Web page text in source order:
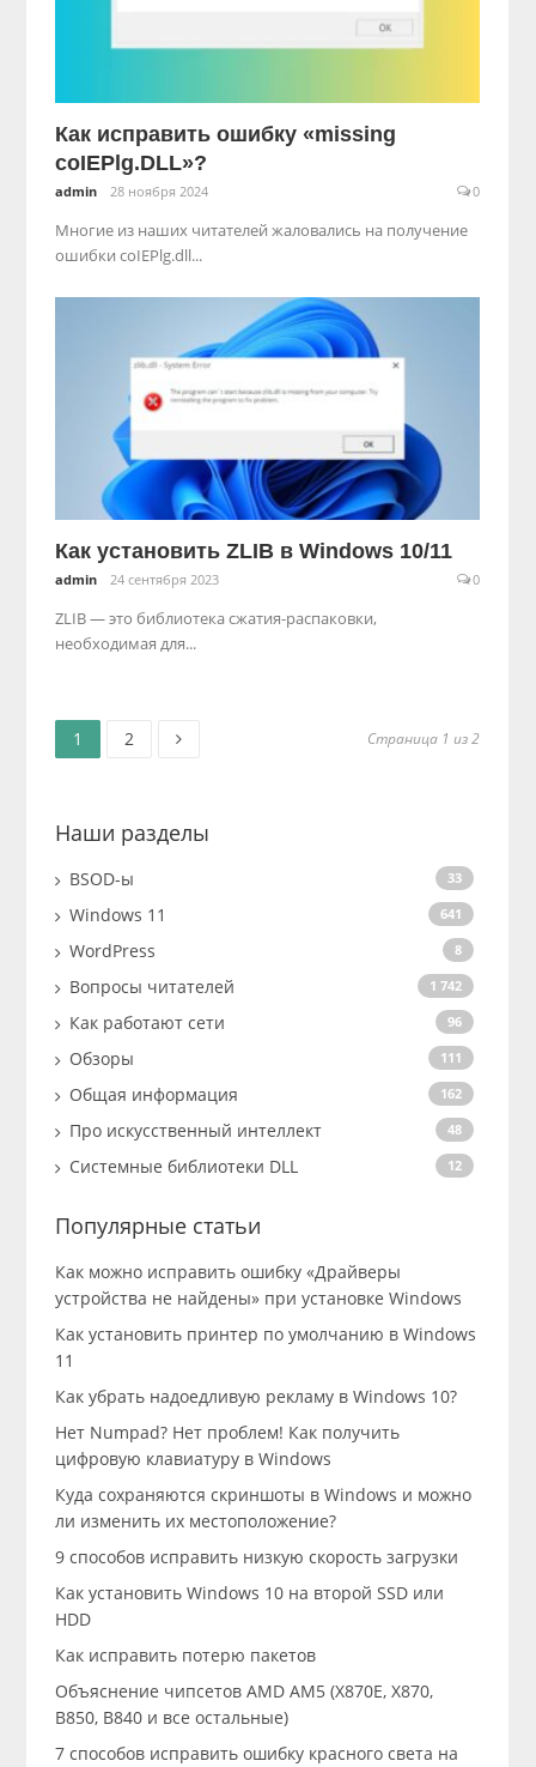
Как исправить ошибку «missing
coIEPlg.DLL»?
admin 28 ноября 2024 0
Многие из наших читателей жаловались на получение
ошибки coIEPlg.dll...
Как установить ZLIB в Windows 10/11
admin 24 сентября 2023 0
ZLIB — это библиотека сжатия-распаковки,
необходимая для...
Пагинация
Старница
1 Старница
2 Страница 1 из 2
Наши разделы
BSOD-ы 33
Windows 11 641
WordPress 8
Вопросы читателей 1 742
Как работают сети 96
Обзоры 111
Общая информация 162
Про искусственный интеллект 48
Системные библиотеки DLL 12
Популярные статьи
Как можно исправить ошибку «Драйверы
устройства не найдены» при установке Windows
Как установить принтер по умолчанию в Windows
11
Как убрать надоедливую рекламу в Windows 10?
Нет Numpad? Нет проблем! Как получить
цифровую клавиатуру в Windows
Куда сохраняются скриншоты в Windows и можно
ли изменить их местоположение?
9 способов исправить низкую скорость загрузки
Как установить Windows 10 на второй SSD или
HDD
Как исправить потерю пакетов
Объяснение чипсетов AMD AM5 (X870E, X870,
B850, B840 и все остальные)
7 способов исправить ошибку красного света на